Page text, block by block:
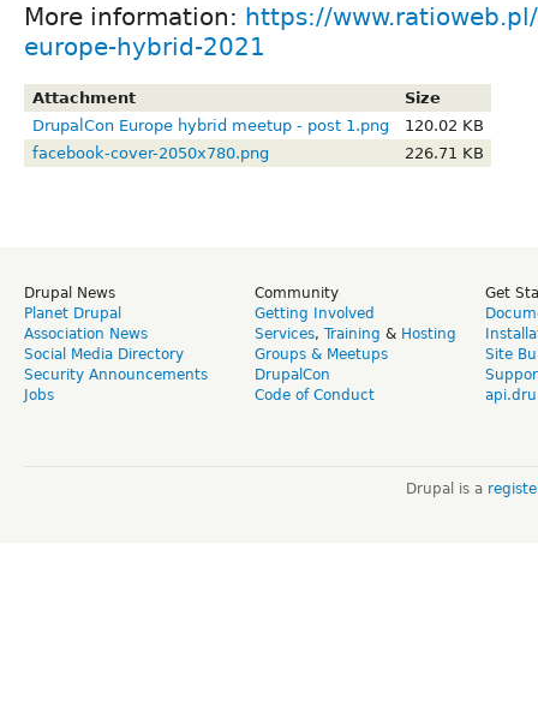
More information: https://
europe-hybrid-2021
Attachment
Size
DrupalCon Europe hybrid meetup - post 1.png
120.02 KB
facebook-cover-2050x780.png
226.71 KB
Drupal News
Planet Drupal
Association News
Social Media Directory
Security Announcements
Jobs
Community
Getting Involved
Services, Training & Hosting
Groups & Meetups
DrupalCon
Code of Conduct
Get
Site
Drupal is a